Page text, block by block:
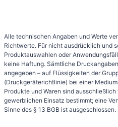
Alle technischen Angaben und Werte
Richtwerte. Für nicht ausdrücklich und
Produktauswahlen oder
keine Haftung. Sämtliche
angegeben – auf Flüssigkeiten der
(Druckgeräterichtlinie) bei einer
Produkte und Waren sind
gewerblichen Einsatz bestimmt; eine
Sinne des § 13 BGB ist ausgeschlossen.